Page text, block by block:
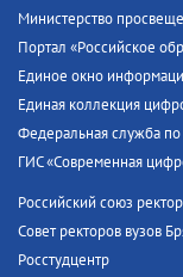
Министерство
Портал «Российское
Единое окно
Единая коллекция
Федеральная служба по
ГИС «Современная
Российский союз
Совет ректоров вузов
Росстудцентр